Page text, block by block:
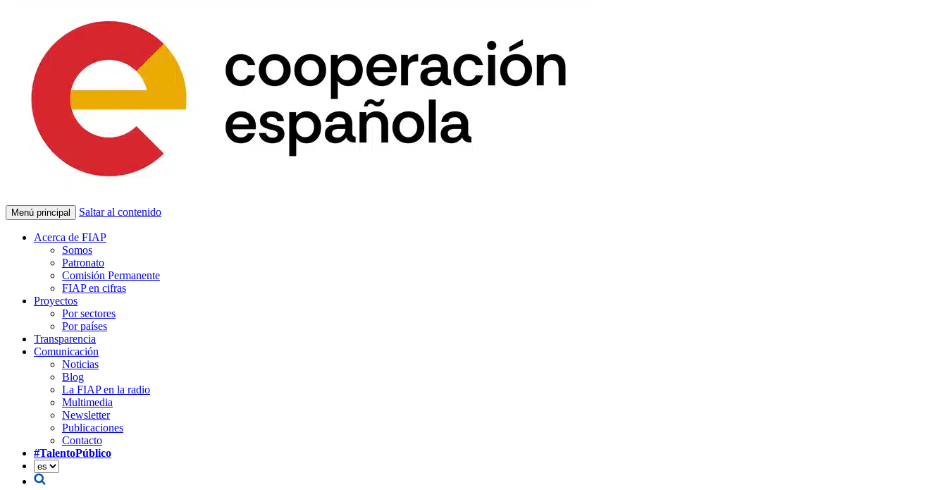
Menú principal Saltar al contenido
Acerca de FIAP
Somos
Patronato
Comisión Permanente
FIAP en cifras
Proyectos
Por sectores
Por países
Transparencia
Comunicación
Noticias
Blog
La FIAP en la radio
Multimedia
Newsletter
Publicaciones
Contacto
#TalentoPúblico